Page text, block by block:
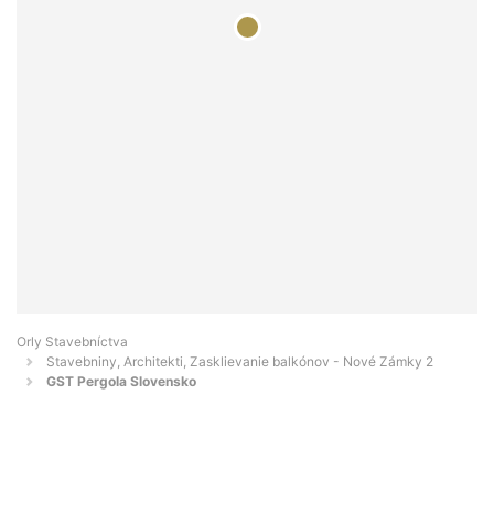
Orly Stavebníctva
Stavebniny, Architekti, Zasklievanie balkónov - Nové Zámky 2
GST Pergola Slovensko